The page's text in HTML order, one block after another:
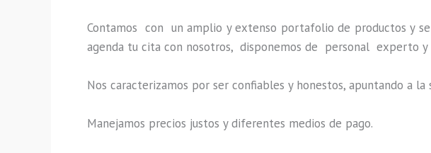
Contamos con un amplio y extenso portafolio de productos y
agenda tu cita con nosotros, disponemos de personal experto y
Nos caracterizamos por ser confiables y honestos, apuntando a
Manejamos precios justos y diferentes medios de pago.